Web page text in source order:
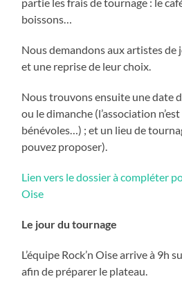
boissons…
Nous demandons aux artistes
et une reprise de leur choix.
Nous trouvons ensuite une date
ou le dimanche (l’association
bénévoles…) ; et un lieu de
pouvez proposer).
Lien vers le dossier à compléter
Oise
Le jour du tournage
L’équipe Rock’n Oise arrive à 9h
afin de préparer le plateau.